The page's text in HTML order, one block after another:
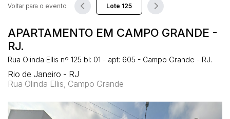
APARTAMENTO EM CAMPO GRANDE -
RJ.
Rua Olinda Ellis nº 125 bl: 01 - apt: 605 - Campo Grande - RJ.
Rio de Janeiro - RJ
Rua Olinda Ellis, Campo Grande
Voltar para o evento